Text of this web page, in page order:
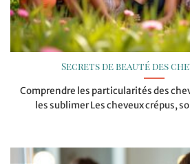
Secrets de beauté des
Comprendre les particularités des
les sublimer Les cheveux crépus,